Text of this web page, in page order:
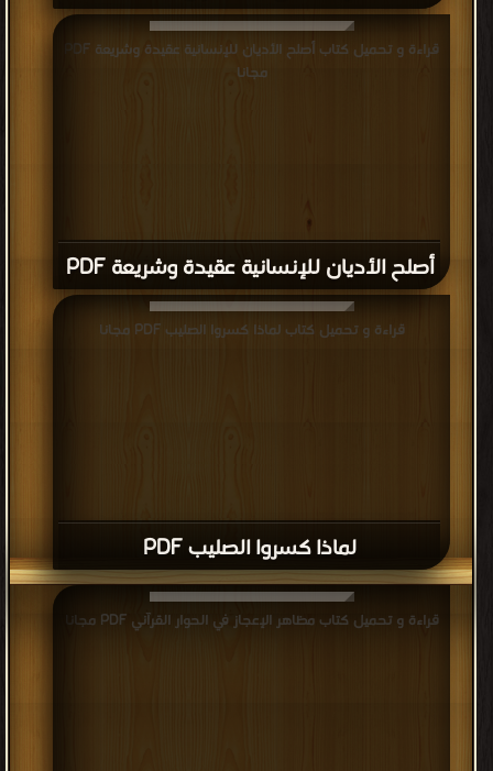
أصلح الأديان للإنسانية عقيدة وشريعة PDF
قراءة و تحميل كتاب أصلح الأديان للإنسانية عقيدة وشريعة PDF
مجانا
لماذا كسروا الصليب PDF
قراءة و تحميل كتاب لماذا كسروا الصليب PDF مجانا
قراءة و تحميل كتاب مظاهر الإعجاز في الحوار القرآني PDF مجانا